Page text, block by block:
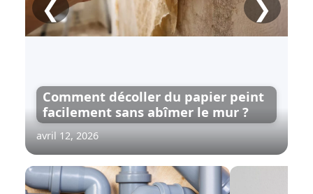
Comment décoller du papier peint
facilement sans abîmer le mur ?
avril 12, 2026
❮ ❯